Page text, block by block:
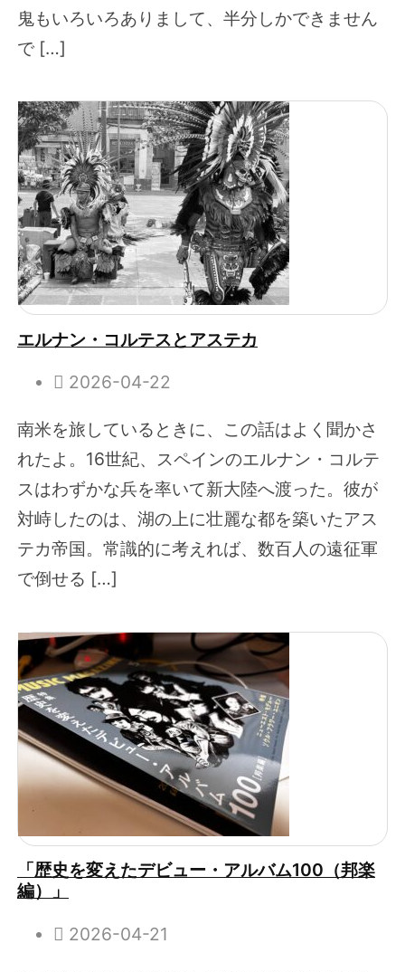
鬼もいろいろありまして、半分しかできません
で […]
エルナン・コルテスとアステカ
2026-04-22
南米を旅しているときに、この話はよく聞かさ
れたよ。16世紀、スペインのエルナン・コルテ
スはわずかな兵を率いて新大陸へ渡った。彼が
対峙したのは、湖の上に壮麗な都を築いたアス
テカ帝国。常識的に考えれば、数百人の遠征軍
で倒せる […]
「歴史を変えたデビュー・アルバム100（邦楽
編）」
2026-04-21